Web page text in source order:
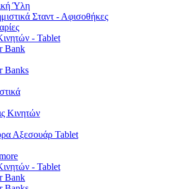
Ύλη
Σταντ - Αφισοθήκες
- Tablet
Bank
Banks
Κινητών
Αξεσουάρ Tablet
- Tablet
Bank